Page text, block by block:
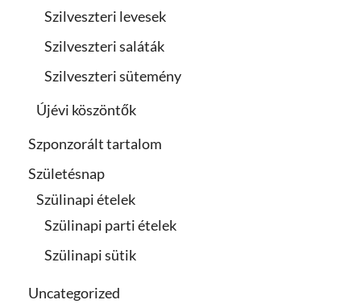
Szilveszteri levesek
Szilveszteri saláták
Szilveszteri sütemény
Újévi köszöntők
Szponzorált tartalom
Születésnap
Szülinapi ételek
Szülinapi parti ételek
Szülinapi sütik
Uncategorized